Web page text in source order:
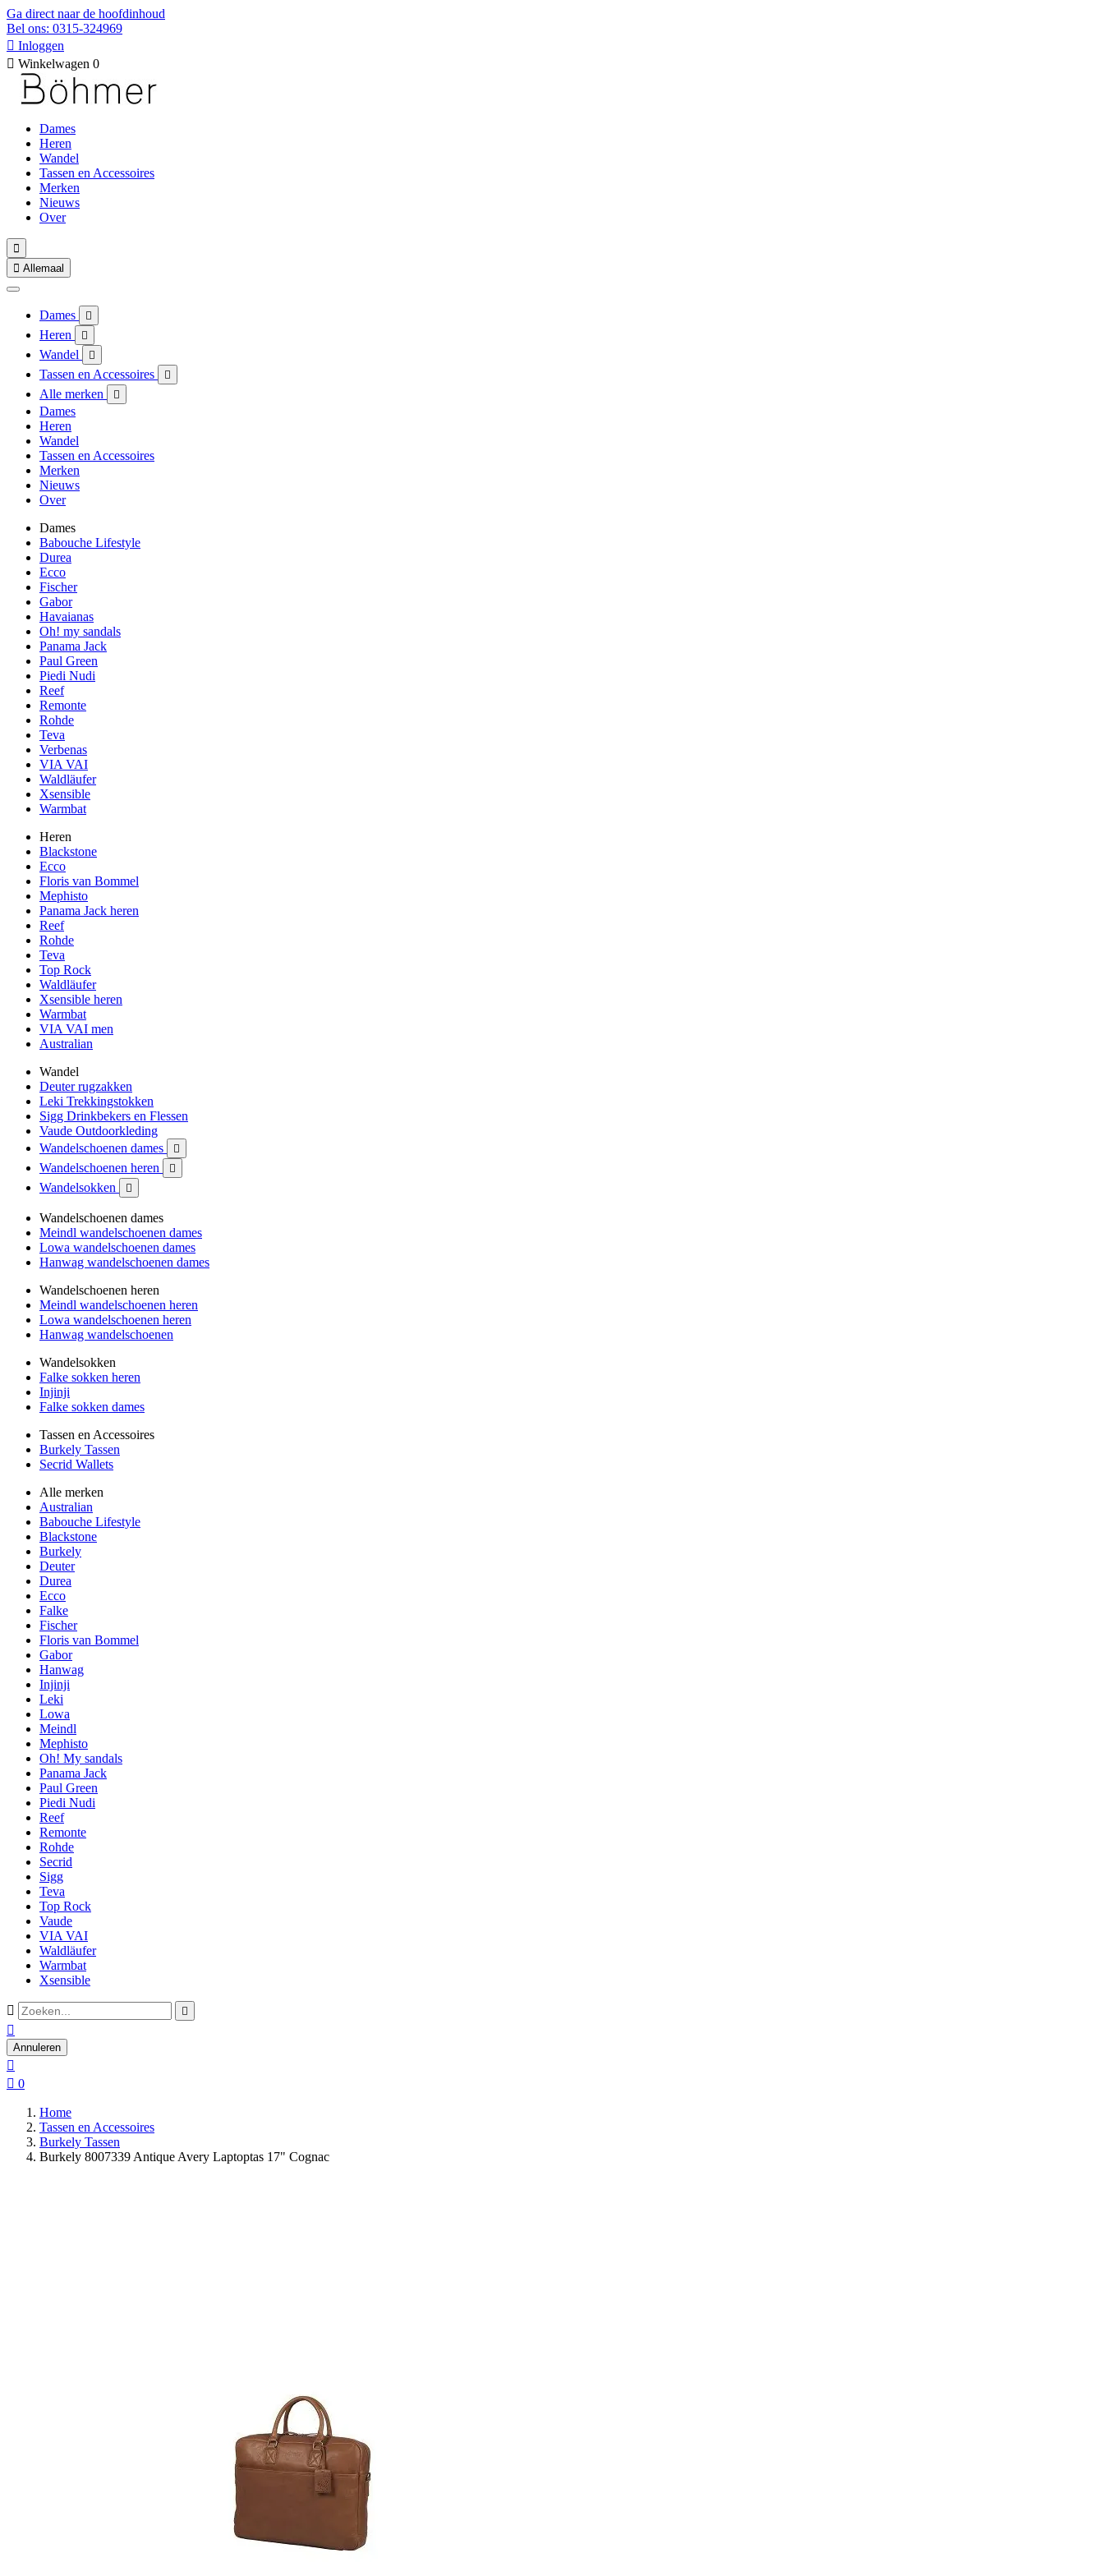
Ga direct naar de hoofdinhoud
Bel ons: 0315-324969
 Inloggen
 Winkelwagen 0
Dames
Heren
Wandel
Tassen en Accessoires
Merken
Nieuws
Over

 Allemaal
Dames 
Heren 
Wandel 
Tassen en Accessoires 
Alle merken 
Dames
Heren
Wandel
Tassen en Accessoires
Merken
Nieuws
Over
Dames
Babouche Lifestyle
Durea
Ecco
Fischer
Gabor
Havaianas
Oh! my sandals
Panama Jack
Paul Green
Piedi Nudi
Reef
Remonte
Rohde
Teva
Verbenas
VIA VAI
Waldläufer
Xsensible
Warmbat
Heren
Blackstone
Ecco
Floris van Bommel
Mephisto
Panama Jack heren
Reef
Rohde
Teva
Top Rock
Waldläufer
Xsensible heren
Warmbat
VIA VAI men
Australian
Wandel
Deuter rugzakken
Leki Trekkingstokken
Sigg Drinkbekers en Flessen
Vaude Outdoorkleding
Wandelschoenen dames

Wandelschoenen heren 
Wandelsokken 
Wandelschoenen dames
Meindl wandelschoenen dames
Lowa wandelschoenen dames
Hanwag wandelschoenen dames
Wandelschoenen heren
Meindl wandelschoenen heren
Lowa wandelschoenen heren
Hanwag wandelschoenen
Wandelsokken
Falke sokken heren
Injinji
Falke sokken dames
Tassen en Accessoires
Burkely Tassen
Secrid Wallets
Alle merken
Australian
Babouche Lifestyle
Blackstone
Burkely
Deuter
Durea
Ecco
Falke
Fischer
Floris van Bommel
Gabor
Hanwag
Injinji
Leki
Lowa
Meindl
Mephisto
Oh! My sandals
Panama Jack
Paul Green
Piedi Nudi
Reef
Remonte
Rohde
Secrid
Sigg
Teva
Top Rock
Vaude
VIA VAI
Waldläufer
Warmbat
Xsensible
 

Annuleren

 0
Home
Tassen en Accessoires
Burkely Tassen
Burkely 8007339 Antique Avery Laptoptas 17" Cognac